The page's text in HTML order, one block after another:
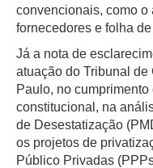
convencionais, como o
fornecedores e folha
Já a nota de
atuação do Tribunal
Paulo, no
constitucional, na
de Desestatização
os projetos de
Público Privadas